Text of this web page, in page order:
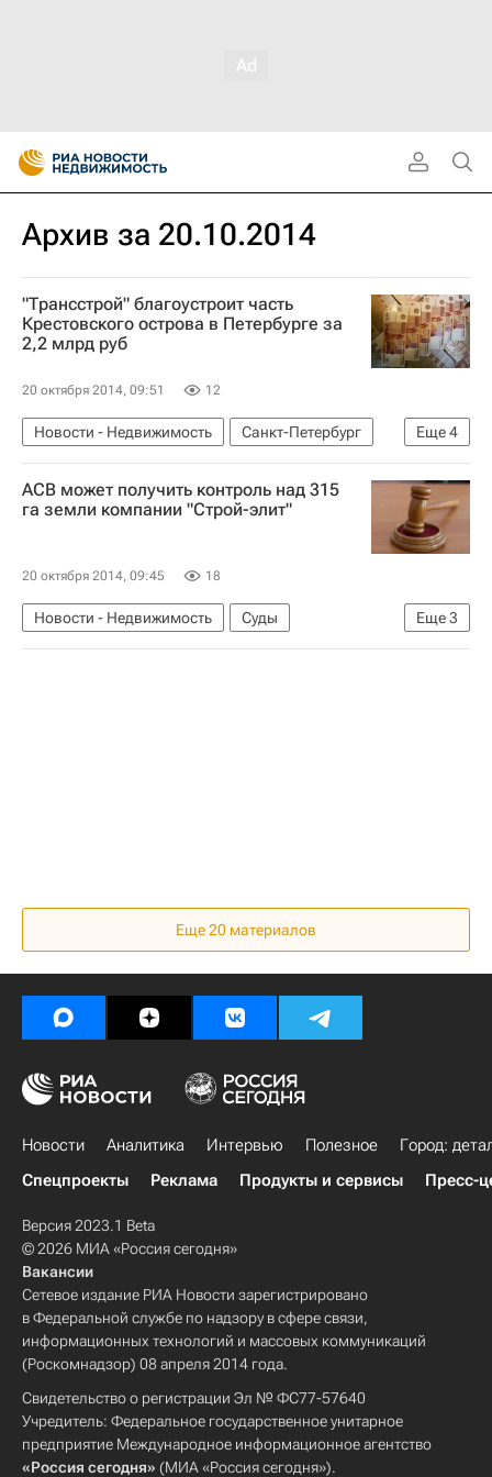
Архив за 20.10.2014
"Трансстрой" благоустроит часть
Крестовского острова в Петербурге за
2,2 млрд руб
20 октября 2014, 09:51 12
Еще4
Новости - Недвижимость
Санкт-Петербург
Благоустройство
Госзакупки
Трансстрой
Россия
АСВ может получить контроль над 315
га земли компании "Строй-элит"
20 октября 2014, 09:45 18
Еще3
Новости - Недвижимость
Суды
Земельные участки
Еще 20 материалов
Новости Аналитика Интервью Полезное
Город:
Спецпроекты
Реклама Продукты и сервисы Пресс-
Версия 2023.1 Beta
© 2026 МИА «Россия сегодня»
Вакансии
Сетевое издание РИА Новости зарегистрировано
в Федеральной службе по надзору в сфере связи,
информационных технологий и массовых коммуникаций
(Роскомнадзор) 08 апреля 2014 года.
Свидетельство о регистрации Эл № ФС77-57640
Учредитель: Федеральное государственное унитарное
предприятие Международное информационное агентство
«Россия сегодня» (МИА «Россия сегодня»).